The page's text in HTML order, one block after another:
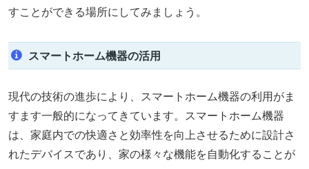
すことができる場所にしてみましょう。
スマートホーム機器の活用
現代の技術の進歩により、スマートホーム機器の利用がま
すます一般的になってきています。スマートホーム機器
は、家庭内での快適さと効率性を向上させるために設計さ
れたデバイスであり、家の様々な機能を自動化することが